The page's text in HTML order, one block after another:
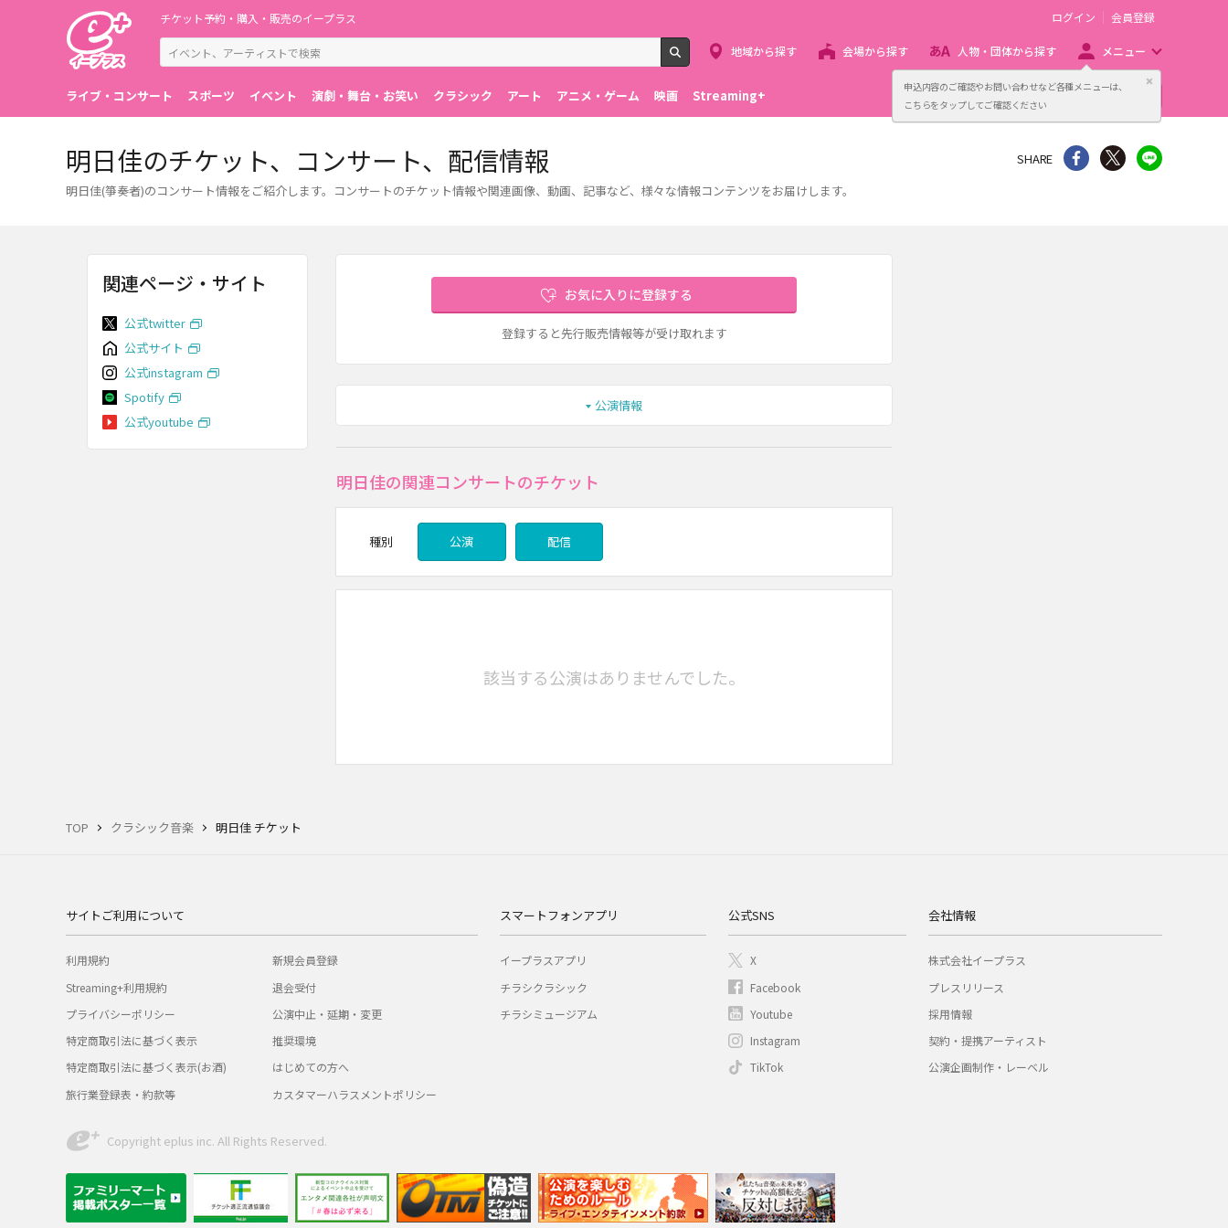
申込内容のご確認やお問い合わせなど各種メニューは、
こちらをタップしてご確認ください
閉じる
チケット予約・購入・販売のイープラス
検索
ログイン 会員登録
地域から探す 会場から探す 人物・団体から探す メニュー
ライブ・コンサート スポーツ イベント 演劇・舞台・お笑い クラシック アート アニメ・ゲーム 映画 Streaming+ 主催者向け販売サービス
TOP クラシック音楽 明日佳 チケット
明日佳のチケット、コンサート、配信情報
明日佳(箏奏者)のコンサート情報をご紹介します。コンサートのチケット情報や関連画像、動画、記事など、様々な情報コンテンツをお届けします。
SHARE シェア Twitter
お気に入りに登録する
登録すると先行販売情報等が受け取れます
公演情報
明日佳の関連コンサートのチケット
種別 公演 配信
該当する公演はありませんでした。
関連ページ・サイト
公式twitter
公式サイト
公式instagram
Spotify
公式youtube
サイトご利用について
利用規約
Streaming+利用規約
プライバシーポリシー
特定商取引法に基づく表示
特定商取引法に基づく表示(お酒)
旅行業登録表・約款等
新規会員登録
退会受付
公演中止・延期・変更
推奨環境
はじめての方へ
カスタマーハラスメントポリシー
スマートフォンアプリ
イープラスアプリ
チラシクラシック
チラシミュージアム
公式SNS
X
Facebook
Youtube
Instagram
TikTok
会社情報
株式会社イープラス
プレスリリース
採用情報
契約・提携アーティスト
公演企画制作・レーベル
Copyright eplus inc. All Rights Reserved.